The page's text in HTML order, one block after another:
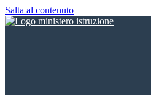
Salta al contenuto